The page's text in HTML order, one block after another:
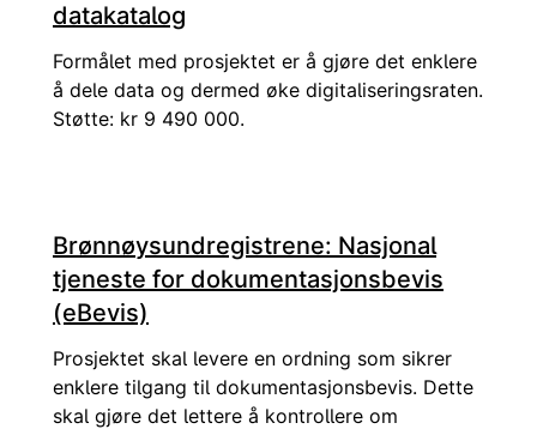
datakatalog
Formålet med prosjektet er å gjøre det enklere
å dele data og dermed øke digitaliseringsraten.
Støtte: kr 9 490 000.
Brønnøysundregistrene: Nasjonal
tjeneste for dokumentasjonsbevis
(eBevis)
Prosjektet skal levere en ordning som sikrer
enklere tilgang til dokumentasjonsbevis. Dette
skal gjøre det lettere å kontrollere om